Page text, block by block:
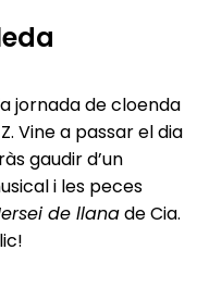
jornada de cloenda
Vine a passar el dia
gaudir d’un
i les peces
de llanade Cia.